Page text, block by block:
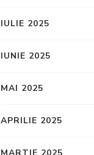
IULIE 2025
IUNIE 2025
MAI 2025
APRILIE 2025
MARTIE 2025